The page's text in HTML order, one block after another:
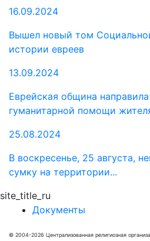
16.09.2024
Вышел новый том
истории евреев
13.09.2024
Еврейская община
гуманитарной помощи
25.08.2024
В воскресенье, 25 августа,
сумку на территории...
site_title_ru
Документы
© 2004-2026 Централизованная религиозная